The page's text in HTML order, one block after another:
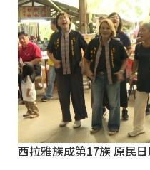
西拉雅族成第17族 原民